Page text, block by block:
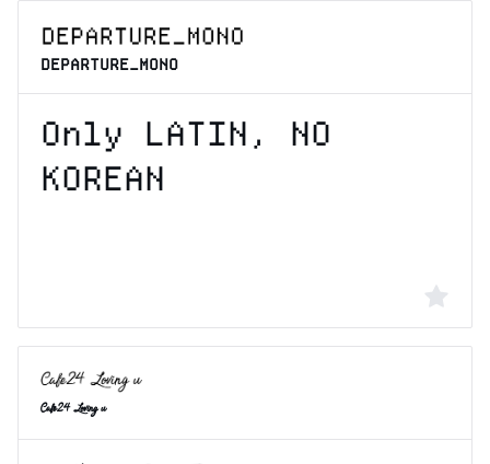
DEPARTURE_MONO
Cafe24 Loving u